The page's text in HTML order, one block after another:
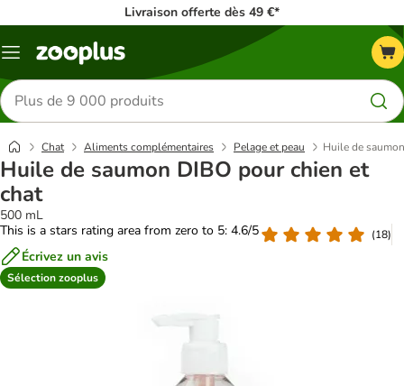
Livraison offerte dès 49 €*
Menu
Rechercher
des
produits
Chat Aliments complémentaires Pelage et peau Huile de
Huile de saumon DIBO pour chien et
chat
500 mL
This is a stars rating area from zero to 5: 4.6/5
(18)
Écrivez un avis
Sélection zooplus